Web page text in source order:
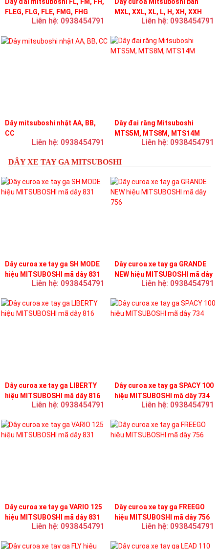
Dây đai mitsuboshi FL, FM, FH,
FLEG, FLG, FLE, FMG, FHG
Liên hệ: 0938454791
Dây curoa Mitsuboshi bản
MXL, XXL, XL, L, H, XH, XXH
Liên hệ: 0938454791
Dây mitsuboshi nhật AA, BB,
CC
Liên hệ: 0938454791
Dây đai răng Mitsuboshi
MTS5M, MTS8M, MTS14M
Liên hệ: 0938454791
DÂY XE TAY GA MITSUBOSHI
Dây curoa xe tay ga SH MODE
hiệu MITSUBOSHI mã dây 831
Liên hệ: 0938454791
Dây curoa xe tay ga GRANDE
NEW hiệu MITSUBOSHI mã dây
Liên hệ: 0938454791
Dây curoa xe tay ga LIBERTY
hiệu MITSUBOSHI mã dây 816
Liên hệ: 0938454791
Dây curoa xe tay ga SPACY 100
hiệu MITSUBOSHI mã dây 734
Liên hệ: 0938454791
Dây curoa xe tay ga VARIO 125
hiệu MITSUBOSHI mã dây 831
Liên hệ: 0938454791
Dây curoa xe tay ga FREEGO
hiệu MITSUBOSHI mã dây 756
Liên hệ: 0938454791